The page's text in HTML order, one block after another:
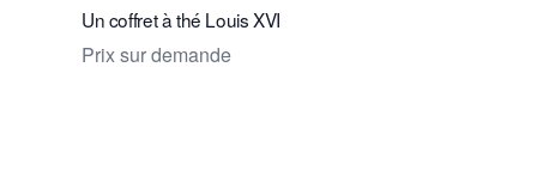
Un coffret à thé Louis XVI
Prix sur demande